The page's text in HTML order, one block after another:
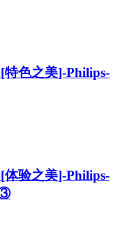
特色之美]-Philips-
体验之美]-Philips-
③